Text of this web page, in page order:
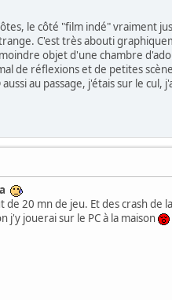
le côté "film indé" vraiment
C'est très abouti
objet d'une chambre
de réflexions et de petites
au passage, j'étais sur le
20 mn de jeu. Et des crash de
j'y jouerai sur le PC à la maison